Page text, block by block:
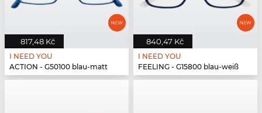
817,48 Kč
I NEED YOU
ACTION - G50100 blau-matt
840,47 Kč
I NEED YOU
FEELING - G15800 blau-weiß